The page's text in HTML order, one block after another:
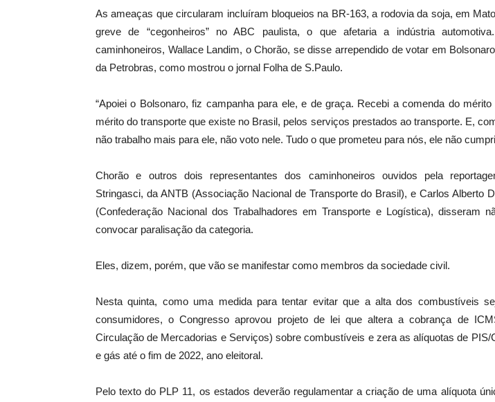
As ameaças que circularam incluíram bloqueios na BR-163, a rodovia da soja, em
greve de “cegonheiros” no ABC paulista, o que afetaria a indústria
caminhoneiros, Wallace Landim, o Chorão, se disse arrependido de votar em
da Petrobras, como mostrou o jornal Folha de S.Paulo.
“Apoiei o Bolsonaro, fiz campanha para ele, e de graça. Recebi a comenda do
mérito do transporte que existe no Brasil, pelos serviços prestados ao transporte. E,
não trabalho mais para ele, não voto nele. Tudo o que prometeu para nós, ele não
Chorão e outros dois representantes dos caminhoneiros ouvidos pela
Stringasci, da ANTB (Associação Nacional de Transporte do Brasil), e Carlos Alberto
(Confederação Nacional dos Trabalhadores em Transporte e Logística), disseram
convocar paralisação da categoria.
Eles, dizem, porém, que vão se manifestar como membros da sociedade civil.
Nesta quinta, como uma medida para tentar evitar que a alta dos combustíveis
consumidores, o Congresso aprovou projeto de lei que altera a cobrança de
Circulação de Mercadorias e Serviços) sobre combustíveis e zera as alíquotas de PIS/
e gás até o fim de 2022, ano eleitoral.
Pelo texto do PLP 11, os estados deverão regulamentar a criação de uma alíquota